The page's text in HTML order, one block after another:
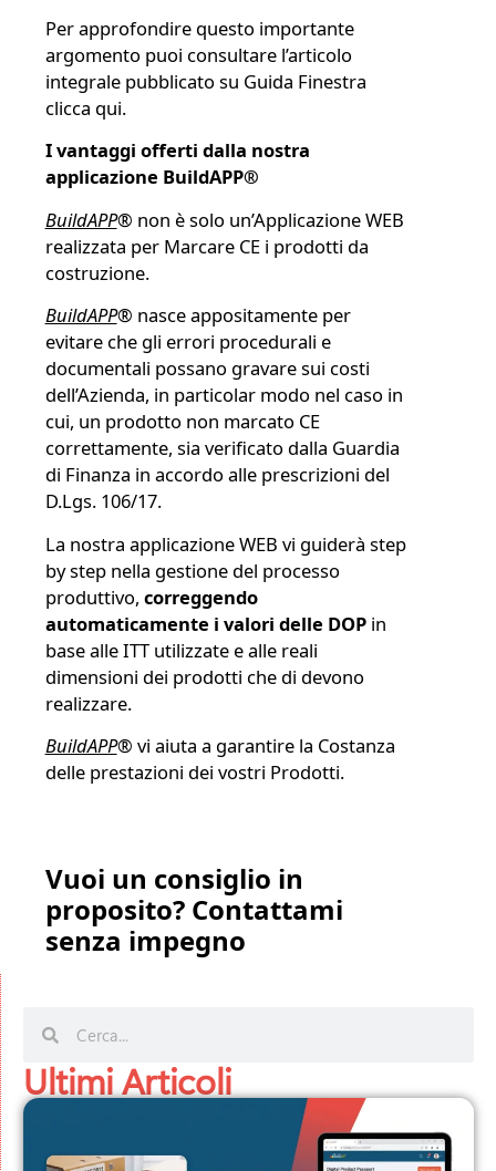
Per approfondire questo importante
argomento puoi consultare l’articolo
integrale pubblicato su Guida Finestra
clicca qui.
I vantaggi offerti dalla nostra
applicazione BuildAPP®
BuildAPP® non è solo un’Applicazione WEB
realizzata per Marcare CE i prodotti da
costruzione.
BuildAPP® nasce appositamente per
evitare che gli errori procedurali e
documentali possano gravare sui costi
dell’Azienda, in particolar modo nel caso in
cui, un prodotto non marcato CE
correttamente, sia verificato dalla Guardia
di Finanza in accordo alle prescrizioni del
D.Lgs. 106/17.
La nostra applicazione WEB vi guiderà step
by step nella gestione del processo
produttivo, correggendo
automaticamente i valori delle DOPin
base alle ITT utilizzate e alle reali
dimensioni dei prodotti che di devono
realizzare.
BuildAPP® vi aiuta a garantire la Costanza
delle prestazioni dei vostri Prodotti.
Vuoi un consiglio in
proposito? Contattami
senza impegno
Ultimi Articoli